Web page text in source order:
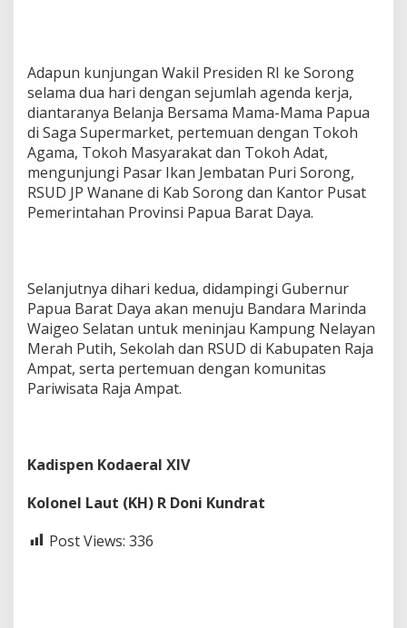
Adapun kunjungan Wakil Presiden RI ke Sorong
selama dua hari dengan sejumlah agenda kerja,
diantaranya Belanja Bersama Mama-Mama Papua
di Saga Supermarket, pertemuan dengan Tokoh
Agama, Tokoh Masyarakat dan Tokoh Adat,
mengunjungi Pasar Ikan Jembatan Puri Sorong,
RSUD JP Wanane di Kab Sorong dan Kantor Pusat
Pemerintahan Provinsi Papua Barat Daya.
Selanjutnya dihari kedua, didampingi Gubernur
Papua Barat Daya akan menuju Bandara Marinda
Waigeo Selatan untuk meninjau Kampung Nelayan
Merah Putih, Sekolah dan RSUD di Kabupaten Raja
Ampat, serta pertemuan dengan komunitas
Pariwisata Raja Ampat.
Kadispen Kodaeral XIV
Kolonel Laut (KH) R Doni Kundrat
Post Views: 336